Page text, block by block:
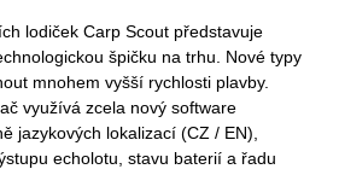
lodiček Carp Scout představuje
špičku na trhu. Nové typy
mnohem vyšší rychlosti plavby.
využívá zcela nový software
jazykových lokalizací (CZ / EN),
echolotu, stavu baterií a řadu